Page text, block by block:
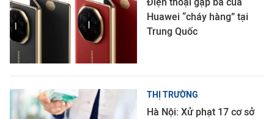
Huawei “cháy hàng” tại
Trung Quốc
THỊ TRƯỜNG
Hà Nội: Xử phạt 17 cơ sở